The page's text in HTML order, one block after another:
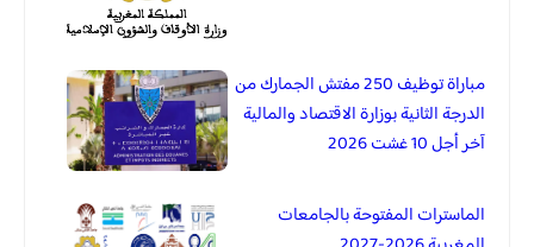
مباراة توظيف 250 مفتش الجمارك من
الدرجة الثانية بوزارة الاقتصاد والمالية
آخر أجل 10 غشت 2026
الماسترات المفتوحة بالجامعات